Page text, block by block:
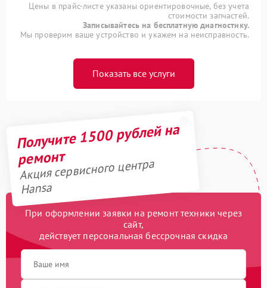
Цены в прайс-листе указаны ориентировочные, без учета
стоимости запчастей.
Записывайтесь на бесплатную диагностику.
Мы проверим ваше устройство и укажем на неисправность.
Показать все услуги
Получите 1500 рублей на
ремонт
Акция сервисного центра
Hansa
При оформлении заявки на ремонт техники через
сайт,
действует персональная бессрочная скидка